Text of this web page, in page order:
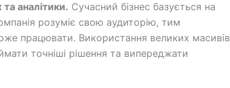
аналітики. Сучасний бізнес базується на
розуміє свою аудиторію, тим
працювати. Використання великих масивів
точніші рішення та випереджати